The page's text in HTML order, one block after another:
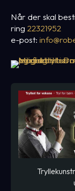
Når der skal
ring 22321952
e-post: